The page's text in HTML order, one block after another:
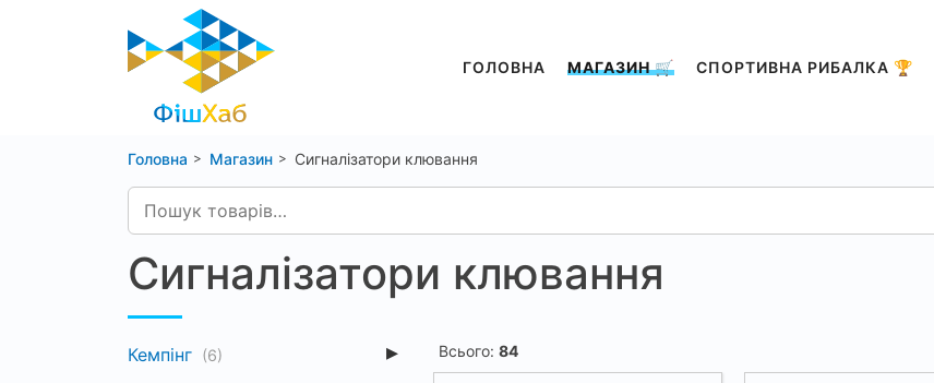
ГОЛОВНА МАГАЗИН 🛒 СПОРТИВНА РИБАЛКА 🏆
Головна Магазин Сигналізатори клювання
Сигналізатори клювання
Кемпінг (6) Всього: 84